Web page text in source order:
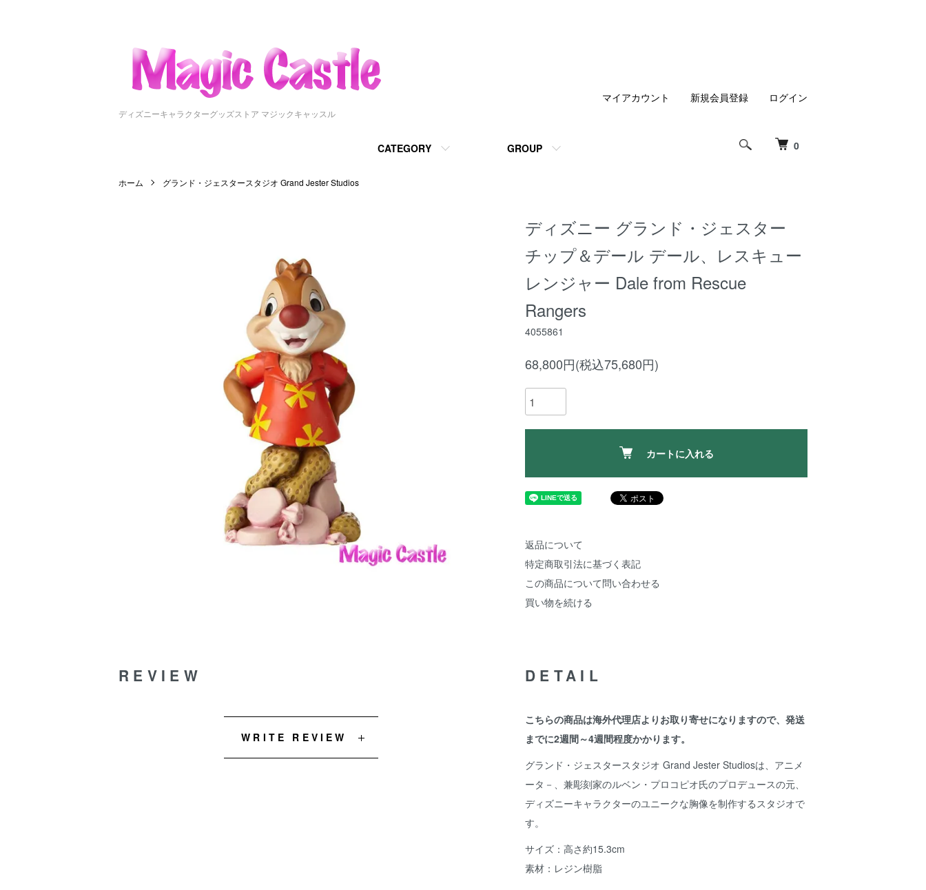
ディズニーキャラクターグッズストア マジックキャッスル
0
CATEGORY GROUP
マイアカウント 新規会員登録 ログイン
ホーム グランド・ジェスタースタジオ Grand Jester Studios
ディズニー グランド・ジェスター
チップ＆デール デール、レスキュー
レンジャー Dale from Rescue
Rangers
4055861
68,800円(税込75,680円)
カートに入れる
返品について
特定商取引法に基づく表記
この商品について問い合わせる
買い物を続ける
DETAIL
こちらの商品は海外代理店よりお取り寄せになりますので、発送
までに2週間～4週間程度かかります。
グランド・ジェスタースタジオ Grand Jester Studiosは、アニメ
ータ－、兼彫刻家のルベン・プロコピオ氏のプロデュースの元、
ディズニーキャラクターのユニークな胸像を制作するスタジオで
す。
サイズ：高さ約15.3cm
素材：レジン樹脂
REVIEW
WRITE REVIEW